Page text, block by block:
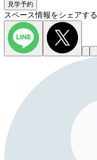
見学予約
スペース情報をシェアする